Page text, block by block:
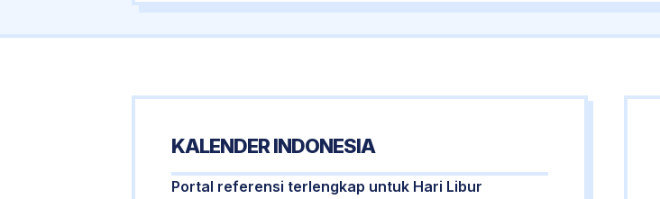
KALENDER INDONESIA
Portal referensi terlengkap untuk Hari Libur